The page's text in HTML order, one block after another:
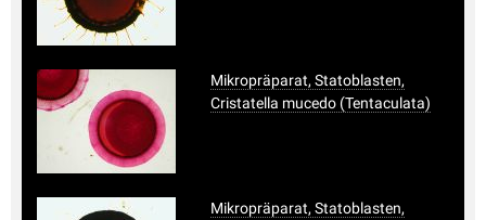
Mikropräparat, Statoblasten,
Cristatella mucedo (Tentaculata)
Mikropräparat, Statoblasten,